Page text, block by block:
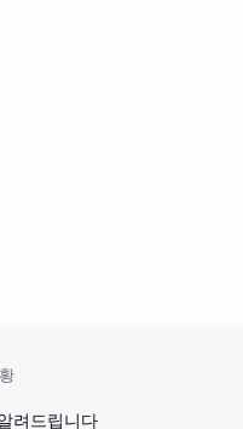
려드립니다